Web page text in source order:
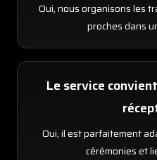
Oui, nous organisons les
proches dans
Le service
Oui, il est parfaitement
cérémonies et